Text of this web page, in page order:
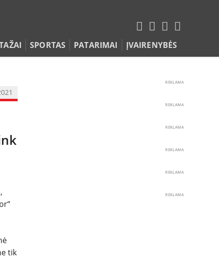
SPORTAS PATARIMAI ĮVAIRENYBĖS
tik
REKLAMA
REKLAMA
REKLAMA
REKLAMA
REKLAMA
REKLAMA